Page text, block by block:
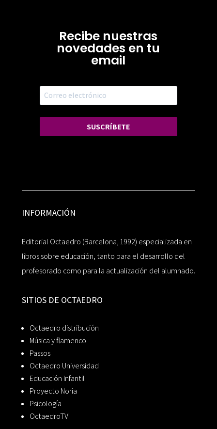
Recibe nuestras
novedades en tu
email
SUSCRÍBETE
INFORMACIÓN
Editorial Octaedro (Barcelona, 1992) especializada en
libros sobre educación, tanto para el desarrollo del
profesorado como para la actualización del alumnado.
SITIOS DE OCTAEDRO
Octaedro distribución
Música y flamenco
Passos
Octaedro Universidad
Educación Infantil
Proyecto Noria
Psicología
OctaedroTV